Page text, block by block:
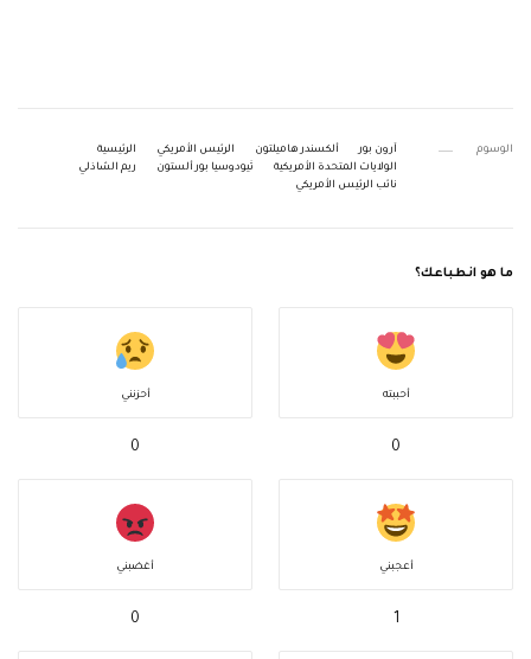
الوسوم آرون بور ألكسندر هاميلتون الرئيس الأمريكي
الرئيسية
الولايات المتحدة الأمريكية
ثيودوسيا بور ألستون
ريم الشاذلي
نائب الرئيس الأمريكي
ما هو انطباعك؟
أحببته
0
أحزنني
0
أعجبني
1
أغضبني
0